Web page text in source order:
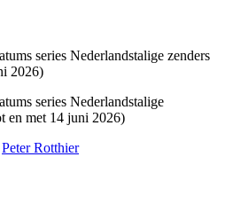
Peter Rotthier